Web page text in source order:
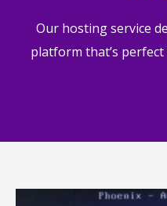
Our hosting service
platform that’s